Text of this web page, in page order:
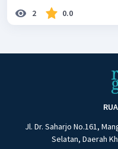
2 0.0
Jl. Dr. Saharjo No.161,
Selatan, Daerah